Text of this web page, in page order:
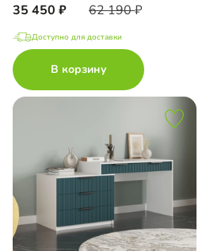
35 450 62 190
Доступно для доставки
В корзину